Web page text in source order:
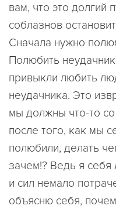
вам, что это долгий
соблазнов
Сначала нужно
Полюбить
привыкли любить
неудачника. Это
мы должны что-то
после того, как мы
полюбили, делать
зачем!? Ведь я
и сил немало
объясню себя,